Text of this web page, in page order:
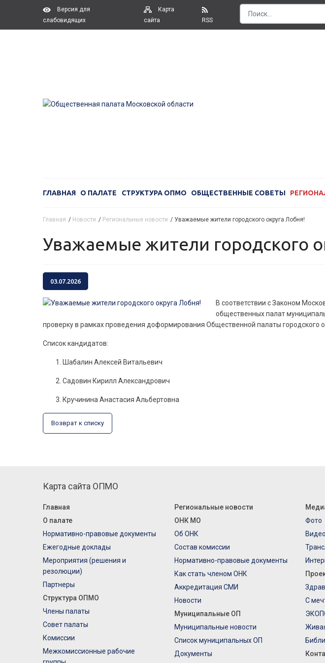
Версия для
слабовидящих
Карта
сайта
RSS
ГЛАВНАЯ О ПАЛАТЕ СТРУКТУРА ОПМО ОБЩЕСТВЕННЫЕ СОВЕТЫ
Главная / Новости / Региональные новости / Уважаемые жители городского округа Лобня!
Уважаемые жители городского
03.07.2026
В соответствии с Законом
общественных палат
проверку в рамках проведения доформирования Общественной палаты городского
Список кандидатов:
Шабалин Алексей Витальевич
Садовин Кирилл Александрович
Кручинина Анастасия Альбертовна
Возврат к списку
Карта сайта ОПМО
Главная
О палате
Нормативно-правовые документы
Ежегодные доклады
Мероприятия (решения и
резолюции)
Партнеры
Структура ОПМО
Члены палаты
Совет палаты
Комиссии
Межкомиссионные рабочие
Региональные новости
ОНК МО
Об ОНК
Состав комиссии
Нормативно-правовые документы
Как стать членом ОНК
Аккредитация СМИ
Новости
Муниципальные ОП
Муниципальные новости
Список муниципальных ОП
Документы
Фото
Видео
С